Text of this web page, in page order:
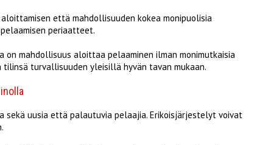
että mahdollisuuden kokea monipuolisia
periaatteet.
mahdollisuus aloittaa pelaaminen ilman monimutkaisia
turvallisuuden yleisillä hyvän tavan mukaan.
uusia että palautuvia pelaajia. Erikoisjärjestelyt voivat